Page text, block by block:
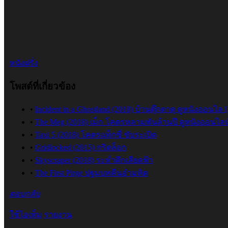
หนังฝรั่ง
โพสต์ที่เกี่ยวข้อง
• Incident in a Ghostland (2018) บ้านตุ๊กตาดุ ดูหนังออนไ
• The Meg (2018) เม็ก โคตรหลามพันล้านปี ดูหนังออนไ
• Taxi 5 (2018) โคตรแท็กซี่ ขับระเบิด
• Gridlocked (2015) กริดล็อก
• Skyscraper (2018) ระห่ำตึกเสียดฟ้า
• The First Pirge ปฐมบทคืนอำมหิต
ตอบกลับ
ใช้ไอเท็ม รายงาน